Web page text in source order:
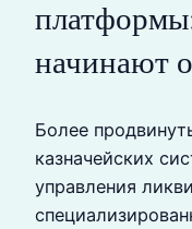
начинают
Более
казначейских
управления